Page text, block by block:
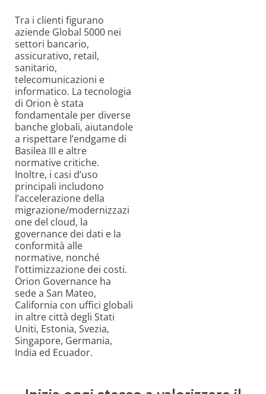
Tra i clienti figurano
aziende Global 5000 nei
settori bancario,
assicurativo, retail,
sanitario,
telecomunicazioni e
informatico. La tecnologia
di Orion è stata
fondamentale per diverse
banche globali, aiutandole
a rispettare l’endgame di
Basilea III e altre
normative critiche.
Inoltre, i casi d’uso
principali includono
l’accelerazione della
migrazione/modernizzazi
one del cloud, la
governance dei dati e la
conformità alle
normative, nonché
l’ottimizzazione dei costi.
Orion Governance ha
sede a San Mateo,
California con uffici globali
in altre città degli Stati
Uniti, Estonia, Svezia,
Singapore, Germania,
India ed Ecuador.